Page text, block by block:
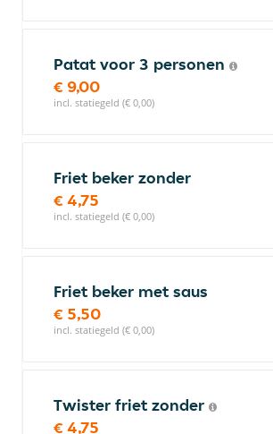
Patat voor 3 personen
€ 9,00
incl. statiegeld (€ 0,00)
Friet beker zonder
€ 4,75
incl. statiegeld (€ 0,00)
Friet beker met saus
€ 5,50
incl. statiegeld (€ 0,00)
Twister friet zonder
€ 4,75